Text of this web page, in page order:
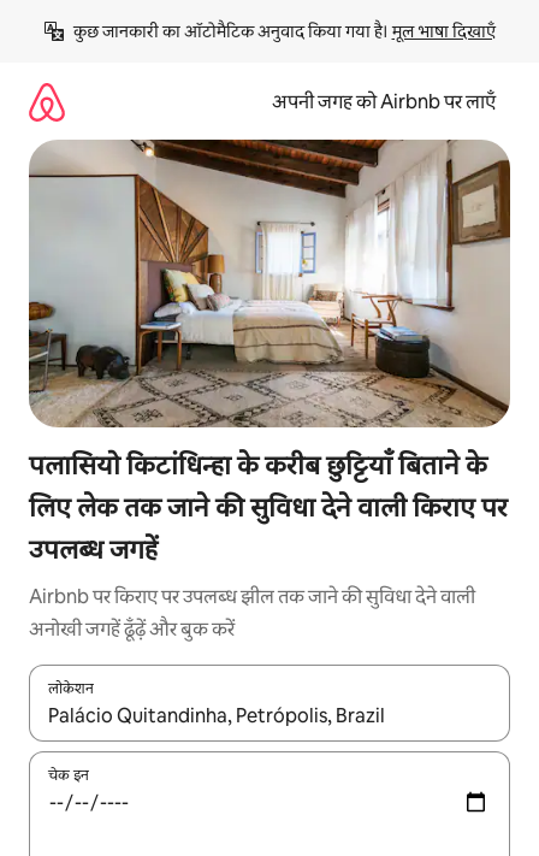
छोड़कर
कॉन्टेंट
कुछ जानकारी का ऑटोमैटिक अनुवाद किया गया है। मूल भाषा दिखाएँ
अपनी जगह को Airbnb पर लाएँ
पलासियो किटांधिन्हा के करीब छुट्टियाँ बिताने के
लिए लेक तक जाने की सुविधा देने वाली किराए पर
उपलब्ध जगहें
Airbnb पर किराए पर उपलब्ध झील तक जाने की सुविधा देने वाली
अनोखी जगहें ढूँढ़ें और बुक करें
लोकेशन
नतीजों के उपलब्ध होने पर, अप और डाउन 'ऐरो की' का इस्तेमाल करके नेविगेट
चेक इन